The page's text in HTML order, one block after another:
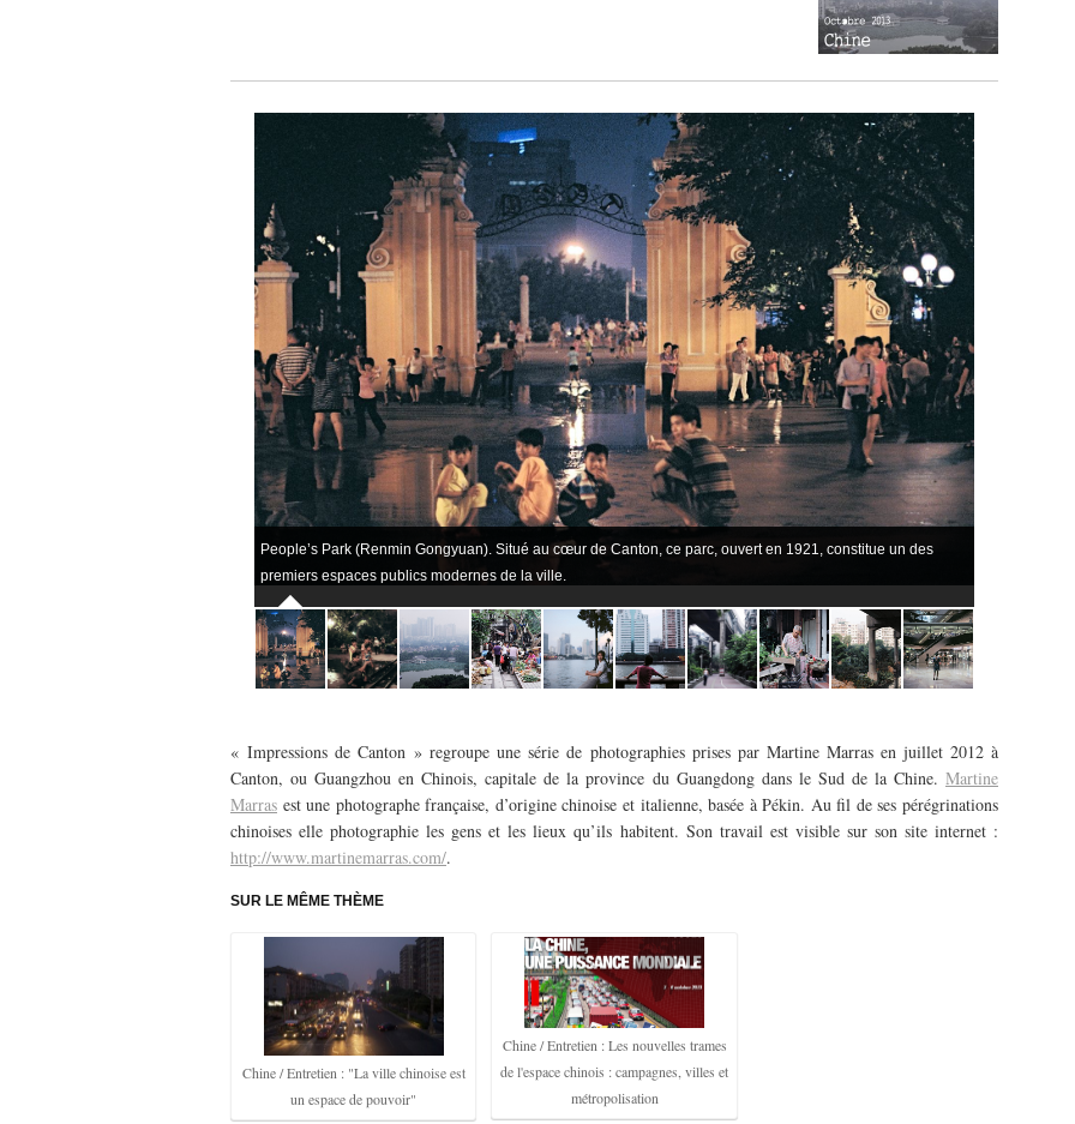
People’s Park (Renmin Gongyuan). Situé au cœur de Canton, ce parc, ouvert en 1921, constitue un des
premiers espaces publics modernes de la ville.
« Impressions de Canton » regroupe une série de photographies prises par Martine Marras en juillet 2012 à
Canton, ou Guangzhou en Chinois, capitale de la province du Guangdong dans le Sud de la Chine. Martine
Marras est une photographe française, d’origine chinoise et italienne, basée à Pékin. Au fil de ses pérégrinations
chinoises elle photographie les gens et les lieux qu’ils habitent. Son travail est visible sur son site internet :
http://www.martinemarras.com/.
SUR LE MÊME THÈME
Chine / Entretien : "La ville chinoise est
un espace de pouvoir"
Chine / Entretien : Les nouvelles trames
de l'espace chinois : campagnes, villes et
métropolisation